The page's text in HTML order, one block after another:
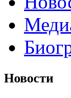
Новости